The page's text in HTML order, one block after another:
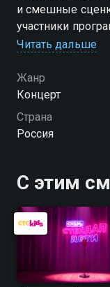
и смешные
участники
своим хорошим
Читать дальше
Жанр
Концерт
Страна
Россия
С этим